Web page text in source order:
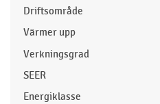
Driftsområde
Värmer upp
Verkningsgrad
SEER
Energiklasse